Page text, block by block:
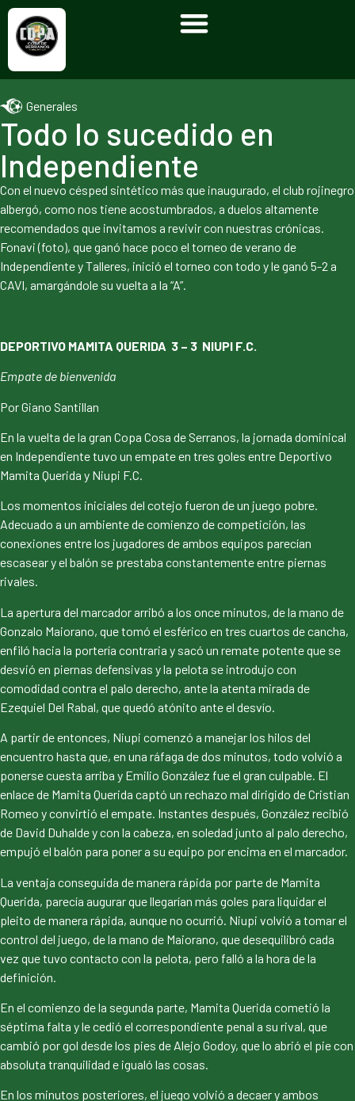
Generales
Todo lo sucedido en
Independiente
Con el nuevo césped sintético más que inaugurado, el club rojinegro
albergó, como nos tiene acostumbrados, a duelos altamente
recomendados que invitamos a revivir con nuestras crónicas.
Fonavi (foto), que ganó hace poco el torneo de verano de
Independiente y Talleres, inició el torneo con todo y le ganó 5-2 a
CAVI, amargándole su vuelta a la “A”.
DEPORTIVO MAMITA QUERIDA 3 – 3 NIUPI F.C.
Empate de bienvenida
Por Giano Santillan
En la vuelta de la gran Copa Cosa de Serranos, la jornada dominical
en Independiente tuvo un empate en tres goles entre Deportivo
Mamita Querida y Niupi F.C.
Los momentos iniciales del cotejo fueron de un juego pobre.
Adecuado a un ambiente de comienzo de competición, las
conexiones entre los jugadores de ambos equipos parecían
escasear y el balón se prestaba constantemente entre piernas
rivales.
La apertura del marcador arribó a los once minutos, de la mano de
Gonzalo Maiorano, que tomó el esférico en tres cuartos de cancha,
enfiló hacia la portería contraria y sacó un remate potente que se
desvió en piernas defensivas y la pelota se introdujo con
comodidad contra el palo derecho, ante la atenta mirada de
Ezequiel Del Rabal, que quedó atónito ante el desvío.
A partir de entonces, Niupi comenzó a manejar los hilos del
encuentro hasta que, en una ráfaga de dos minutos, todo volvió a
ponerse cuesta arriba y Emilio González fue el gran culpable. El
enlace de Mamita Querida captó un rechazo mal dirigido de Cristian
Romeo y convirtió el empate. Instantes después, González recibió
de David Duhalde y con la cabeza, en soledad junto al palo derecho,
empujó el balón para poner a su equipo por encima en el marcador.
La ventaja conseguida de manera rápida por parte de Mamita
Querida, parecía augurar que llegarían más goles para liquidar el
pleito de manera rápida, aunque no ocurrió. Niupi volvió a tomar el
control del juego, de la mano de Maiorano, que desequilibró cada
vez que tuvo contacto con la pelota, pero falló a la hora de la
definición.
En el comienzo de la segunda parte, Mamita Querida cometió la
séptima falta y le cedió el correspondiente penal a su rival, que
cambió por gol desde los pies de Alejo Godoy, que lo abrió el pie con
absoluta tranquilidad e igualó las cosas.
En los minutos posteriores, el juego volvió a decaer y ambos